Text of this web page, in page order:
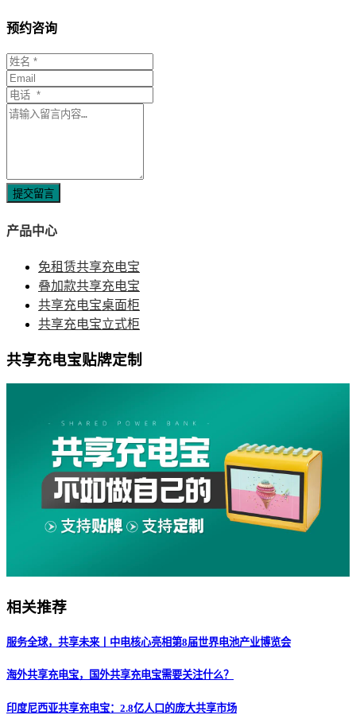
预约咨询
提交留言
产品中心
免租赁共享充电宝
叠加款共享充电宝
共享充电宝桌面柜
共享充电宝立式柜
共享充电宝贴牌定制
相关推荐
服务全球，共享未来丨中电核心亮相第8届世界电池产业博览会
海外共享充电宝，国外共享充电宝需要关注什么？
印度尼西亚共享充电宝：2.8亿人口的庞大共享市场